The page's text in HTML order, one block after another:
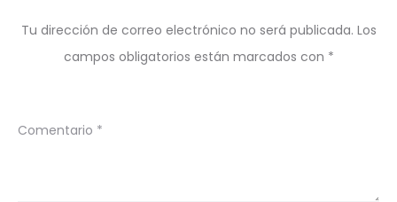
Tu dirección de correo electrónico no será publicada. Los
campos obligatorios están marcados con *
Comentario *